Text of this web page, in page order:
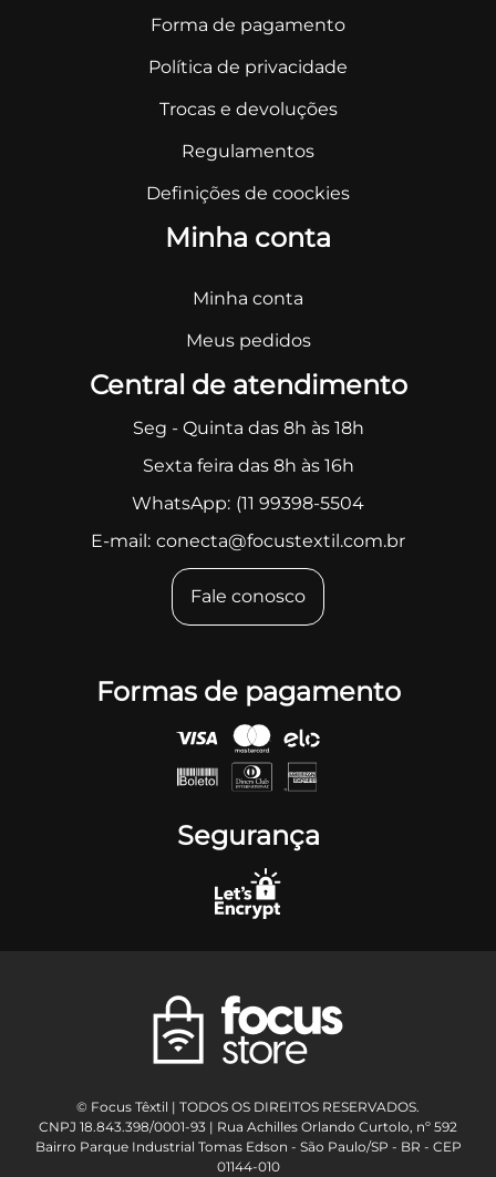
Forma de pagamento
Política de privacidade
Trocas e devoluções
Regulamentos
Definições de coockies
Minha conta
Minha conta
Meus pedidos
Central de atendimento
Seg - Quinta das 8h às 18h
Sexta feira das 8h às 16h
WhatsApp: (11 99398-5504
E-mail: conecta@focustextil.com.br
Fale conosco
Formas de pagamento
Segurança
© Focus Têxtil | TODOS OS DIREITOS RESERVADOS.
CNPJ 18.843.398/0001-93 | Rua Achilles Orlando Curtolo, nº 592
Bairro Parque Industrial Tomas Edson - São Paulo/SP - BR - CEP
01144-010